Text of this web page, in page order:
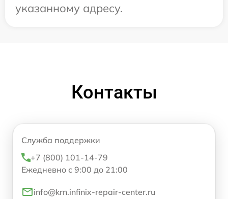
указанному адресу.
Контакты
Служба поддержки
+7 (800) 101-14-79
Ежедневно с 9:00 до 21:00
info@krn.infinix-repair-center.ru